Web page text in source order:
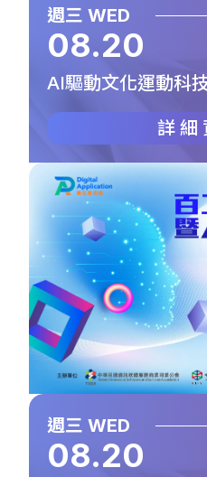
週三 WED
08.20
AI驅動文化運動科
詳細
週三 WED
08.20